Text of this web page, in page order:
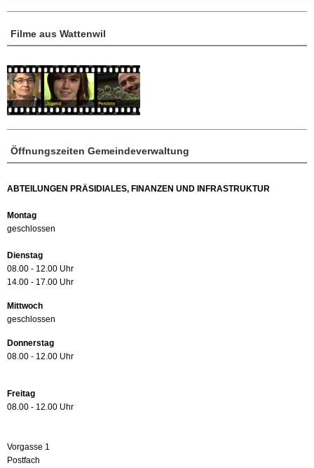
Öffnungszeiten Gemeindeverwaltung
ABTEILUNGEN PRÄSIDIALES, FINANZEN UND INFRASTRUKTUR
Montag
geschlossen
Dienstag
08.00 - 12.00 Uhr
14.00 - 17.00 Uhr
Mittwoch
geschlossen
Donnerstag
08.00 - 12.00 Uhr
Freitag
08.00 - 12.00 Uhr
Vorgasse 1
Postfach
Filme aus Wattenwil